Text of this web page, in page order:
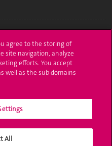
agree to the storing of
site navigation, analyze
efforts. You accept
well as the sub domains
All